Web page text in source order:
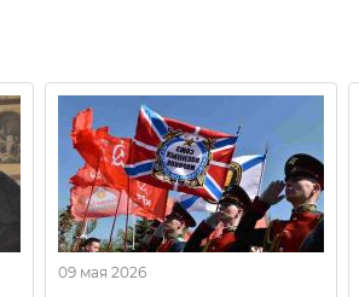
09 мая 2026